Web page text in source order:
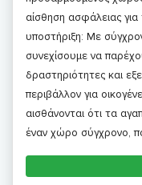
αίσθηση ασφάλειας
υποστήριξη: Με
συνεχίσουμε να
δραστηριότητες και
περιβάλλον για
αισθάνονται ότι τα
έναν χώρο σύγχρονο,